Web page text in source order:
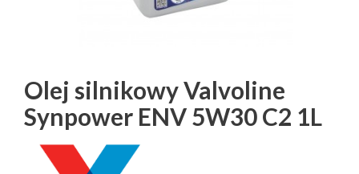
Olej silnikowy Valvoline
Synpower ENV 5W30 C2 1L